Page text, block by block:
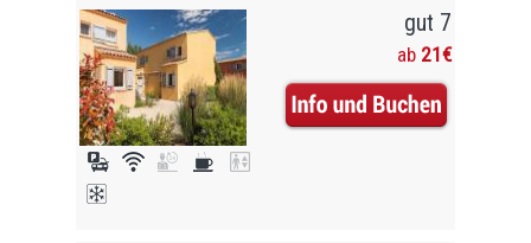
gut 7
ab 21€